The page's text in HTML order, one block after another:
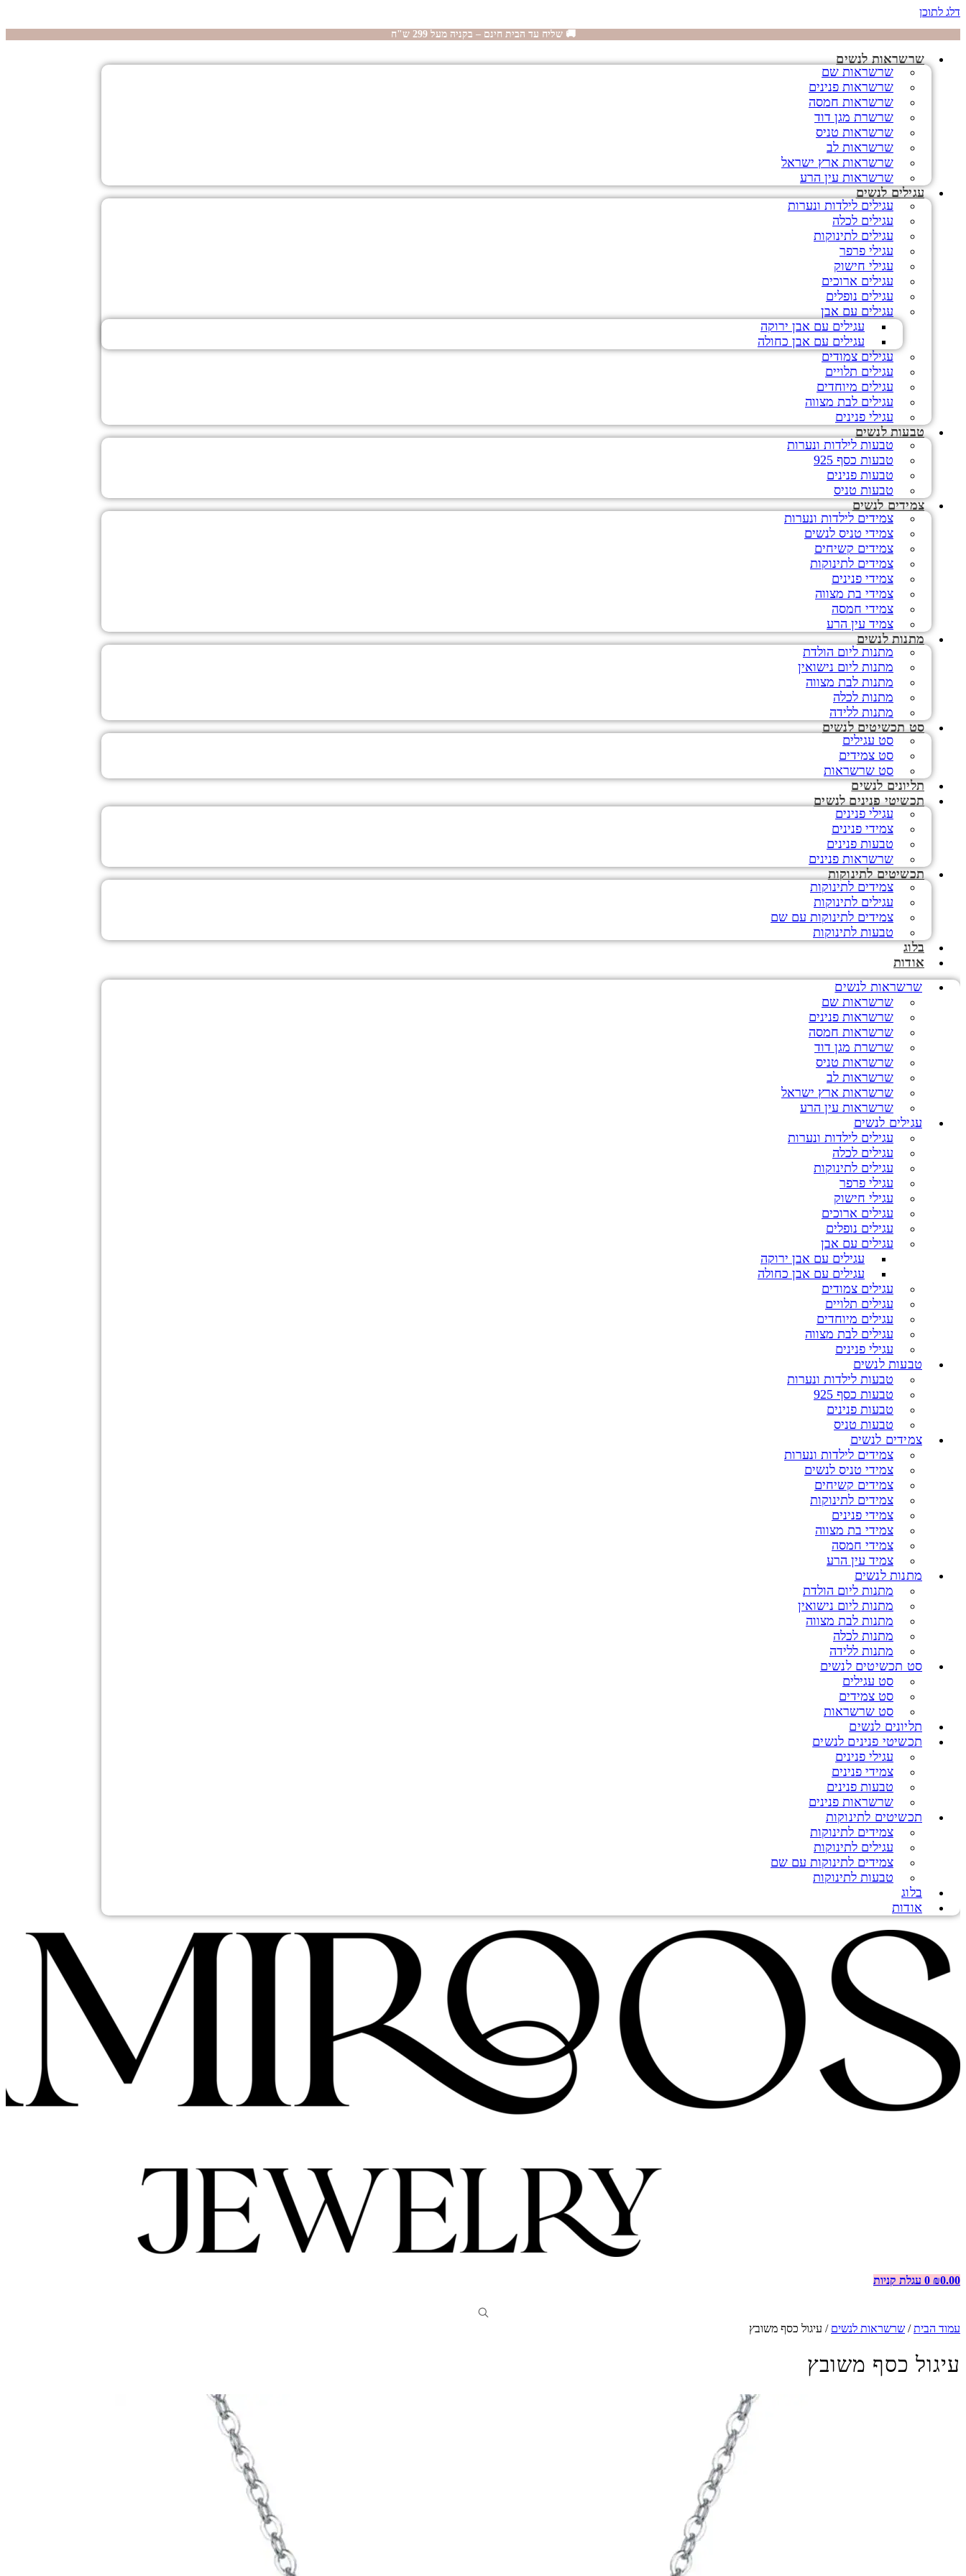
דלג לתוכן
🚚 שליח עד הבית חינם – בקניה מעל 299 ש"ח
שרשראות לנשים
שרשראות שם
שרשראות פנינים
שרשראות חמסה
שרשרת מגן דוד
שרשראות טניס
שרשראות לב
שרשראות ארץ ישראל
שרשראות עין הרע
עגילים לנשים
עגילים לילדות ונערות
עגילים לכלה
עגילים לתינוקות
עגילי פרפר
עגילי חישוק
עגילים ארוכים
עגילים נופלים
עגילים עם אבן
עגילים עם אבן ירוקה
עגילים עם אבן כחולה
עגילים צמודים
עגילים תלויים
עגילים מיוחדים
עגילים לבת מצווה
עגילי פנינים
טבעות לנשים
טבעות לילדות ונערות
טבעות כסף 925
טבעות פנינים
טבעות טניס
צמידים לנשים
צמידים לילדות ונערות
צמידי טניס לנשים
צמידים קשיחים
צמידים לתינוקות
צמידי פנינים
צמידי בת מצווה
צמידי חמסה
צמיד עין הרע
מתנות לנשים
מתנות ליום הולדת
מתנות ליום נישואין
מתנות לבת מצווה
מתנות לכלה
מתנות ללידה
סט תכשיטים לנשים
סט עגילים
סט צמידים
סט שרשראות
תליונים לנשים
תכשיטי פנינים לנשים
עגילי פנינים
צמידי פנינים
טבעות פנינים
שרשראות פנינים
תכשיטים לתינוקות
צמידים לתינוקות
עגילים לתינוקות
צמידים לתינוקות עם שם
טבעות לתינוקות
בלוג
אודות
שרשראות לנשים
שרשראות שם
שרשראות פנינים
שרשראות חמסה
שרשרת מגן דוד
שרשראות טניס
שרשראות לב
שרשראות ארץ ישראל
שרשראות עין הרע
עגילים לנשים
עגילים לילדות ונערות
עגילים לכלה
עגילים לתינוקות
עגילי פרפר
עגילי חישוק
עגילים ארוכים
עגילים נופלים
עגילים עם אבן
עגילים עם אבן ירוקה
עגילים עם אבן כחולה
עגילים צמודים
עגילים תלויים
עגילים מיוחדים
עגילים לבת מצווה
עגילי פנינים
טבעות לנשים
טבעות לילדות ונערות
טבעות כסף 925
טבעות פנינים
טבעות טניס
צמידים לנשים
צמידים לילדות ונערות
צמידי טניס לנשים
צמידים קשיחים
צמידים לתינוקות
צמידי פנינים
צמידי בת מצווה
צמידי חמסה
צמיד עין הרע
מתנות לנשים
מתנות ליום הולדת
מתנות ליום נישואין
מתנות לבת מצווה
מתנות לכלה
מתנות ללידה
סט תכשיטים לנשים
סט עגילים
סט צמידים
סט שרשראות
תליונים לנשים
תכשיטי פנינים לנשים
עגילי פנינים
צמידי פנינים
טבעות פנינים
שרשראות פנינים
תכשיטים לתינוקות
צמידים לתינוקות
עגילים לתינוקות
צמידים לתינוקות עם שם
טבעות לתינוקות
בלוג
אודות
₪0.00
0 עגלת קניות
עמוד הבית/ שרשראות לנשים / עיגול כסף משובץ
עיגול כסף משובץ